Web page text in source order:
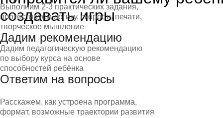
создавать игры
Выполним 2-3 практических задания,
протестируем логику, скорость печати,
творческое мышление
Дадим рекомендацию
Дадим педагогическую рекомендацию
по выбору курса на основе
способностей ребёнка
Ответим на вопросы
Расскажем, как устроена программа,
формат, возможные траектории развития